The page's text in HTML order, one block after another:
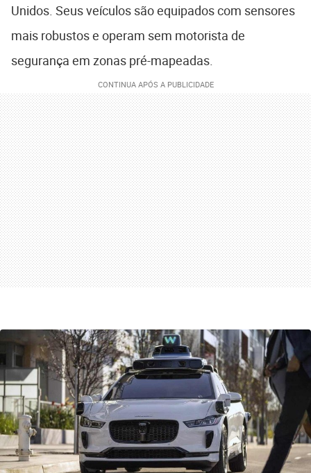
Unidos. Seus veículos são equipados com sensores
mais robustos e operam sem motorista de
segurança em zonas pré-mapeadas.